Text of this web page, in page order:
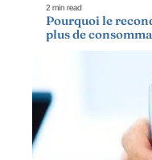
2 min read
Pourquoi le
plus de